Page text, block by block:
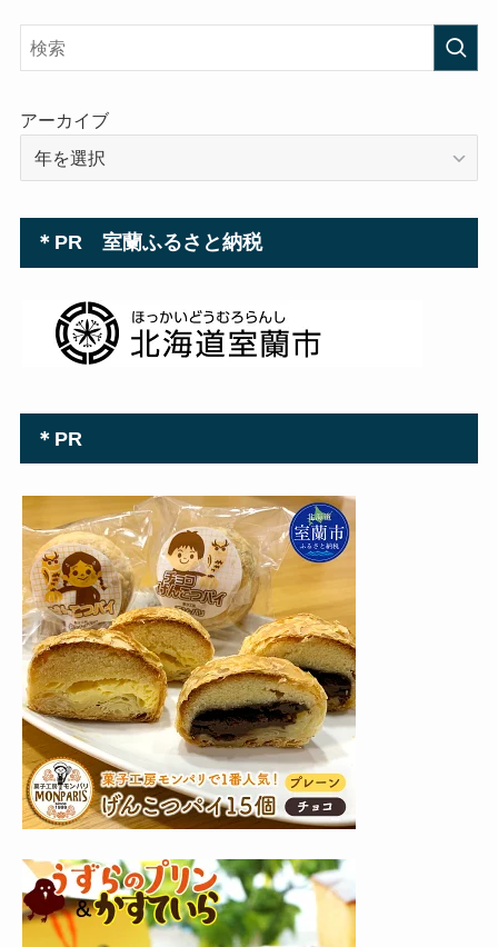
ス
アーカイブ
＊PR 室蘭ふるさと納税
＊PR